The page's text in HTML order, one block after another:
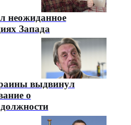
неожиданное
Запада
выдвинул
о